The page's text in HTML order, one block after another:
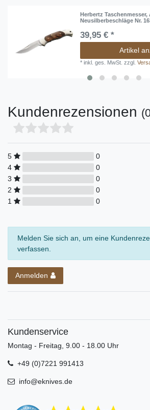
Herbertz Taschenmesser,
Neusilberbeschläge Nr.
39,95 € *
Artikel
*inkl. ges. MwSt. zzgl.
Kundenrezensionen
5
0
4
0
3
0
2
0
1
0
Melden Sie sich an, um eine
verfassen.
Anmelden
Kundenservice
Montag - Freitag, 9.00 - 18.00 Uhr
+49 (0)7221 991413
info@eknives.de